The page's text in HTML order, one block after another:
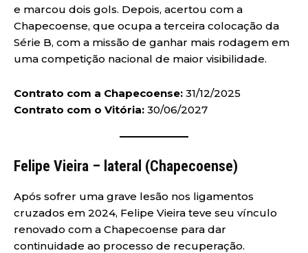
e marcou dois gols. Depois, acertou com a
Chapecoense, que ocupa a terceira colocação da
Série B, com a missão de ganhar mais rodagem em
uma competição nacional de maior visibilidade.
Contrato com a Chapecoense: 31/12/2025
Contrato com o Vitória: 30/06/2027
Felipe Vieira – lateral (Chapecoense)
Após sofrer uma grave lesão nos ligamentos
cruzados em 2024, Felipe Vieira teve seu vínculo
renovado com a Chapecoense para dar
continuidade ao processo de recuperação.